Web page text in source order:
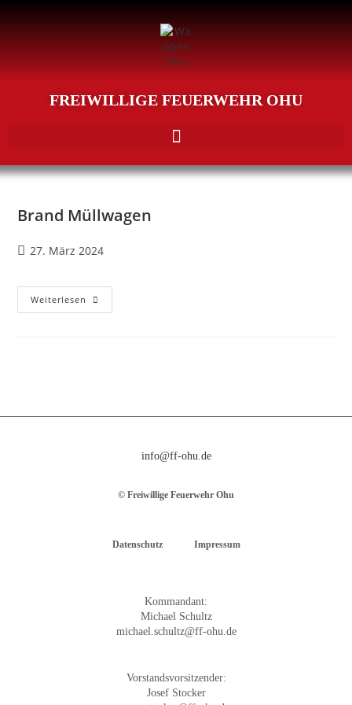
FREIWILLIGE FEUERWEHR OHU
Brand Müllwagen
27. März 2024
Weiterlesen
info@ff-ohu.de
© Freiwillige Feuerwehr Ohu
Datenschutz Impressum
Kommandant:
Michael Schultz
michael.schultz@ff-ohu.de
Vorstandsvorsitzender:
Josef Stocker